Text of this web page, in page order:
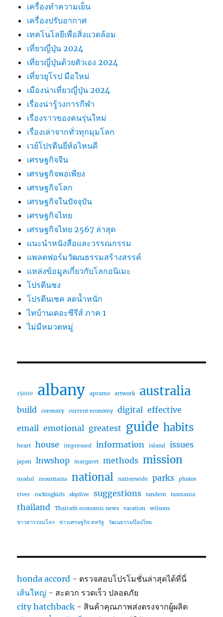
เครื่องทำความเย็น
เครื่องปรับอากาศ
เทคโนโลยีเพื่อสิ่งแวดล้อม
เที่ยวญี่ปุ่น 2024
เที่ยวญี่ปุ่นด้วยตัวเอง 2024
เที่ยวยุโรป มือใหม่
เมืองน่าเที่ยวญี่ปุ่น 2024
เรื่องน่ารู้วงการกีฬา
เรื่องราวของคนรุ่นใหม่
เรื่องเล่าจากทั่วทุกมุมโลก
เวย์โปรตีนยี่ห้อไหนดี
เศรษฐกิจจีน
เศรษฐกิจพอเพียง
เศรษฐกิจโลก
เศรษฐกิจในปัจจุบัน
เศรษฐกิจไทย
เศรษฐกิจไทย 2567 ล่าสุด
แนะนำหนังสือและวรรณกรรม
แพลตฟอร์มวัฒนธรรมสร้างสรรค์
แหล่งข้อมูลเกี่ยวกับโลกอนิเมะ
โปรตีนชง
โปรตีนเชค ลดน้ำหนัก
ไทบ้านเดอะซีรีส์ ภาค 1
ไม่มีหมวดหมู่
15000 albany apramo artwork australia
build coronary current economy digital effective
email emotional greatest guide habits
heart house impressed information island issues
japan lnwshop margaret methods mission
modul mountains national nationwide parks photos
river rockingkids skydive suggestions tandem tasmania
thailand Thairath economic news vacation wilsons
ข่าวสารรอบโลก ข่าวเศรษฐกิจ สหรัฐ วัฒนธรรมป๊อปไทย
honda accord - ตรวจสอบโปรโมชั่นล่าสุดได้ที่นี่
เส้นใหญ่ - สะดวก รวดเร็ว ปลอดภัย
city hatchback - สินค้าคุณภาพส่งตรงจากผู้ผลิต